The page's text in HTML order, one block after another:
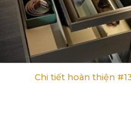
Chi tiết hoàn thiện